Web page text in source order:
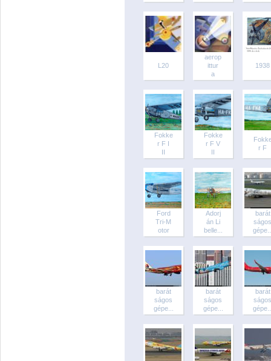
L20
aerop
ittur
a
1938
Fokke
r F I
II
Fokke
r F V
II
r F
Ford
Tri-M
otor
Adorj
án Li
belle...
barát
ságos
barát
ságos
gépe...
barát
ságos
gépe...
barát
ságos